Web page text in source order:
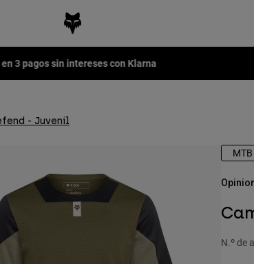
Capsule Collection -Comprar ahora
- Juvenil
MTB
N.º de